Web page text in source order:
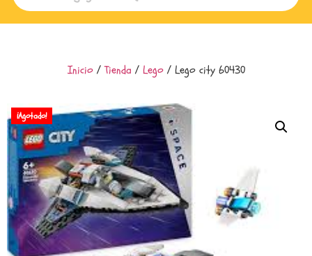
Inicio/Tienda / Lego/ Lego city 60430
¡Agotado!